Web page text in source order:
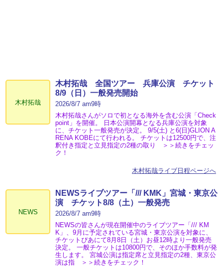
木村拓哉
木村拓哉 全国ツアー 兵庫公演 チケット
8/9（日）一般発売開始
2026/8/7 am9時
木村拓哉さんがソロで初となる海外を含む公演「Check
point」を開催。 日本公演開幕となる兵庫公演を対象
に、チケット一般発売が決定。 9/5(土) と6(日)GLION A
RENA KOBEにて行われる。 チケットは12500円で、注
釈付き指定と立見指定の2種の取り ＞＞続きをチェッ
ク！
木村拓哉ライブ日程ページへ
NEWS
NEWSライブツアー「/// KMK」宮城・東京公
演 チケット8/8（土）一般発売
2026/8/7 am9時
NEWSの皆さんが現在開催中のライブツアー「/// KM
K」、9月に予定されている宮城・東京公演を対象に、
チケットぴあにて8月8日（土）お昼12時より一般発売
決定。 一般チケットは10800円で、そのほか手数料が発
生します。 宮城公演は指定席と立見指定の2種、東京公
演は指 ＞＞続きをチェック！